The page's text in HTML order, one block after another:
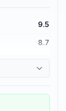
9.5
8.7